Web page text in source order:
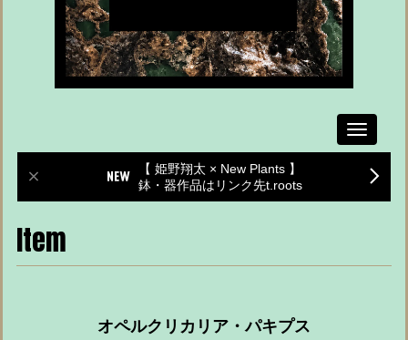
Toggle
【 姫野翔太 × New Plants 】
鉢・器作品はリンク先t.roots
Item
オペルクリカリア・パキプス